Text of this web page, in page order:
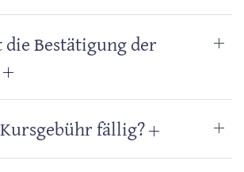
Bestätigung der
fällig?